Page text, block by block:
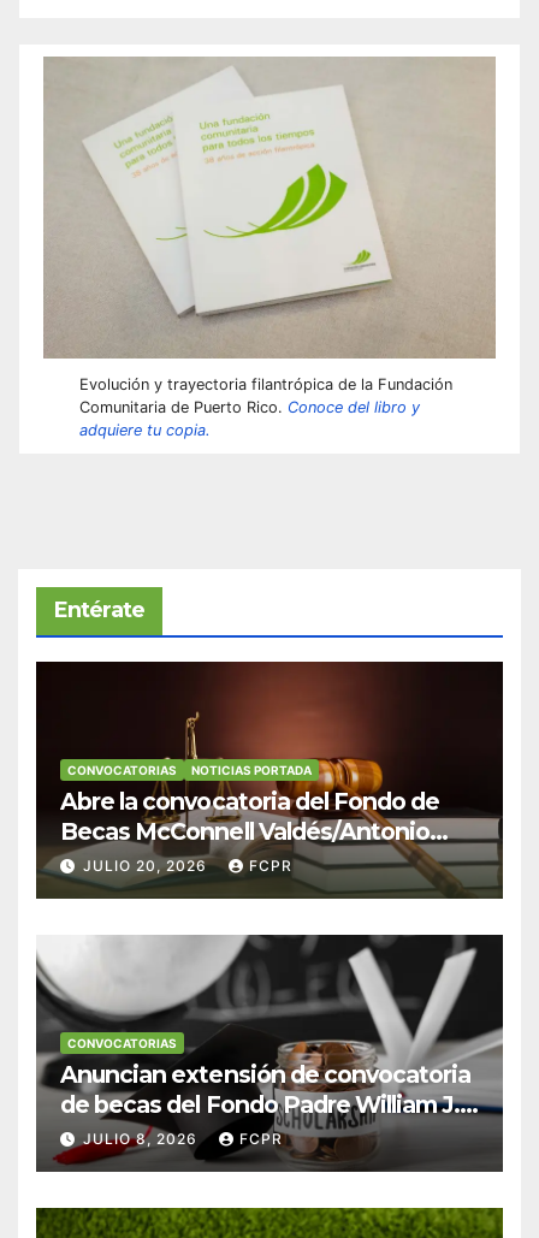
Evolución y trayectoria filantrópica de la Fundación
Comunitaria de Puerto Rico. Conoce del libro y
adquiere tu copia.
Entérate
CONVOCATORIAS NOTICIAS PORTADA
Abre la convocatoria del Fondo de
Becas McConnell Valdés/Antonio
Escudero Viera para estudiantes de
Derecho en Puerto Rico
JULIO 20, 2026 FCPR
CONVOCATORIAS
Anuncian extensión de convocatoria
de becas del Fondo Padre William J.
Hendricks, SJ para estudiantes del
Colegio San Ignacio
JULIO 8, 2026 FCPR